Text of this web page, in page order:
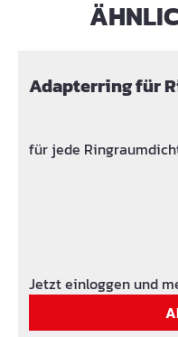
Produktgalerie
Adapterring für
für jede
Jetzt einloggen und